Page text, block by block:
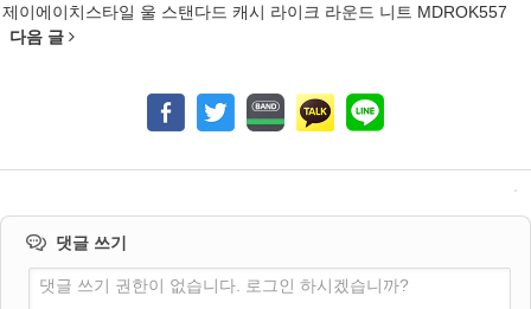
제이에이치스타일 울 스탠다드 캐시 라이크 라운드 니트 MDROK557
다음 글
댓글 쓰기
댓글 쓰기 권한이 없습니다. 로그인 하시겠습니까?